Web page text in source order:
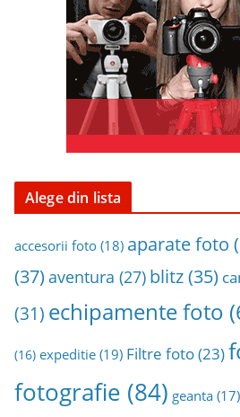
Alege din lista
accesorii foto (18) aparate foto
(37) aventura (27) blitz(35)
(31) echipamente foto
(16) expeditie (19) Filtre foto(23)
fotografie (84) geanta (17)